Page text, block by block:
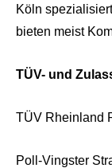
Köln
bieten meist
TÜV- und
TÜV Rheinland
Poll-Vingster